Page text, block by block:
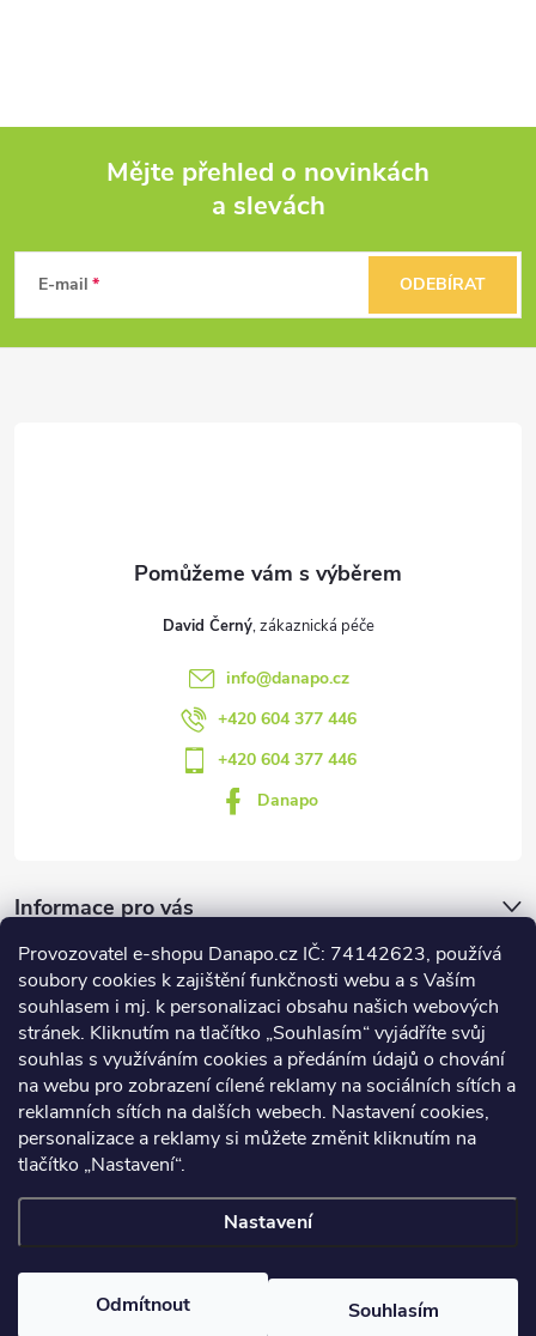
Provozovatel e-shopu Danapo.cz IČ: 74142623, používá
soubory cookies k zajištění funkčnosti webu a s Vaším
souhlasem i mj. k personalizaci obsahu našich webových
stránek. Kliknutím na tlačítko „Souhlasím“ vyjádříte svůj
souhlas s využíváním cookies a předáním údajů o chování
na webu pro zobrazení cílené reklamy na sociálních sítích a
reklamních sítích na dalších webech. Nastavení cookies,
personalizace a reklamy si můžete změnit kliknutím na
tlačítko „Nastavení“.
Nastavení
Odmítnout Souhlasím
p
Mějte přehled o novinkách
a slevách
E-mail ODEBÍRAT
David Černý
info@danapo.cz
+420 604 377 446
+420 604 377 446
Danapo
Informace pro vás
Dotazník
Co upřednosťnujete?
Počet hlasů:437
Facebook
Upravit nastavení cookies